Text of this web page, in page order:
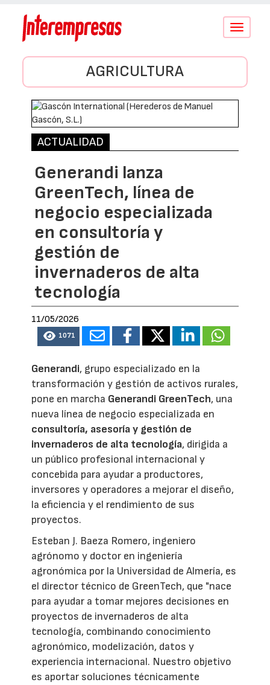
Conmutar
AGRICULTURA
ACTUALIDAD
Generandi lanza
GreenTech, línea de
negocio especializada
en consultoría y
gestión de
invernaderos de alta
tecnología
11/05/2026
1071
Generandi, grupo especializado en la
transformación y gestión de activos rurales,
pone en marcha Generandi GreenTech, una
nueva línea de negocio especializada en
consultoría, asesoría y gestión de
invernaderos de alta tecnología, dirigida a
un público profesional internacional y
concebida para ayudar a productores,
inversores y operadores a mejorar el diseño,
la eficiencia y el rendimiento de sus
proyectos.
Esteban J. Baeza Romero, ingeniero
agrónomo y doctor en ingeniería
agronómica por la Universidad de Almería, es
el director técnico de GreenTech, que "nace
para ayudar a tomar mejores decisiones en
proyectos de invernaderos de alta
tecnología, combinando conocimiento
agronómico, modelización, datos y
experiencia internacional. Nuestro objetivo
es aportar soluciones técnicamente